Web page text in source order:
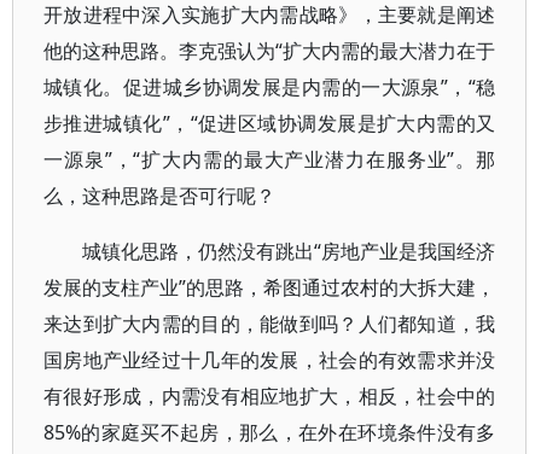
开放进程中深入实施扩大内需战略》，主要就是阐述
他的这种思路。李克强认为“扩大内需的最大潜力在于
城镇化。促进城乡协调发展是内需的一大源泉”，“稳
步推进城镇化”，“促进区域协调发展是扩大内需的又
一源泉”，“扩大内需的最大产业潜力在服务业”。那
么，这种思路是否可行呢？
城镇化思路，仍然没有跳出“房地产业是我国经济
发展的支柱产业”的思路，希图通过农村的大拆大建，
来达到扩大内需的目的，能做到吗？人们都知道，我
国房地产业经过十几年的发展，社会的有效需求并没
有很好形成，内需没有相应地扩大，相反，社会中的
85%的家庭买不起房，那么，在外在环境条件没有多